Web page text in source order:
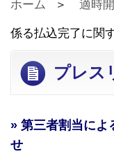
ホーム 適時
係る払込完了に関
プレス
» 第三者割当によ
せ